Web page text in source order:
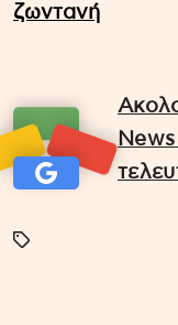
ζωντανή